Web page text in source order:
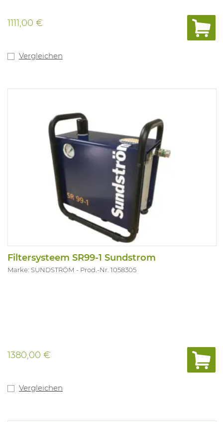
1111,00 €
Vergleichen
Filtersysteem SR99-1 Sundstrom
Marke: SUNDSTRÖM Prod.-Nr. 1058305
1380,00 €
Vergleichen